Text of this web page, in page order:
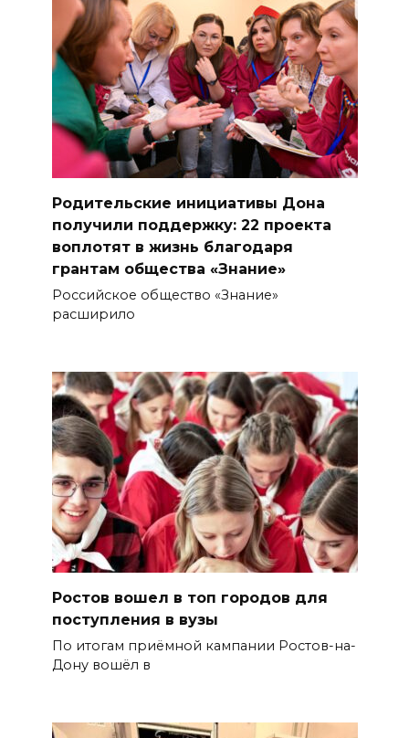
Родительские инициативы Дона
получили поддержку: 22 проекта
воплотят в жизнь благодаря
грантам общества «Знание»
Российское общество «Знание»
расширило
Ростов вошел в топ городов для
поступления в вузы
По итогам приёмной кампании Ростов-на-
Дону вошёл в